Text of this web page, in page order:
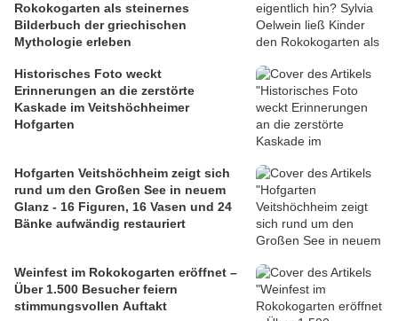
Rokokogarten als steinernes
Bilderbuch der griechischen
Mythologie erleben
Historisches Foto weckt
Erinnerungen an die zerstörte
Kaskade im Veitshöchheimer
Hofgarten
Hofgarten Veitshöchheim zeigt sich
rund um den Großen See in neuem
Glanz - 16 Figuren, 16 Vasen und 24
Bänke aufwändig restauriert
Weinfest im Rokokogarten eröffnet –
Über 1.500 Besucher feiern
stimmungsvollen Auftakt